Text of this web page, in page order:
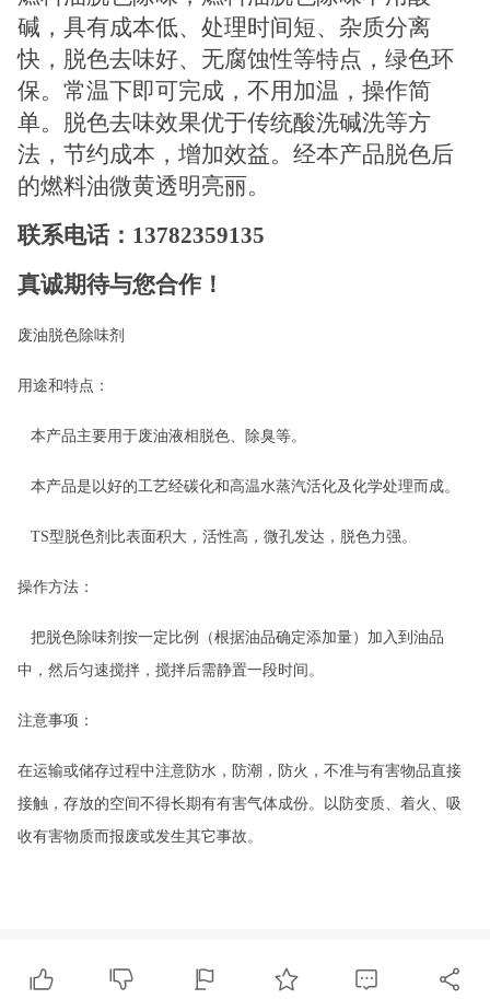
碱，具有成本低、处理时间短、杂质分离
快，脱色去味好、无腐蚀性等特点，绿色环
保。常温下即可完成， 不用加温 ，操作简
单。脱色去味效果优于传统酸洗碱洗等方
法，节约成本， 增加效益。经本产品脱色后
的燃料油微黄透明亮丽。
联系电话： 13782359135
真诚期待与您合作！
废油脱色除味剂
用途和特点：
本产品主要用于废油液相脱色、除臭等。
本产品是以好的工艺经碳化和高温水蒸汽活化及化学处理而成。
TS型脱色剂比表面积大，活性高，微孔发达，脱色力强。
操作方法：
把脱色除味剂按一定比例（根据油品确定添加量）加入到油品
中，然后匀速搅拌，搅拌后需静置一段时间。
注意事项：
在运输或储存过程中注意防水，防潮，防火，不准与有害物品直接
接触，存放的空间不得长期有有害气体成份。以防变质、着火、吸
收有害物质而报废或发生其它事故。